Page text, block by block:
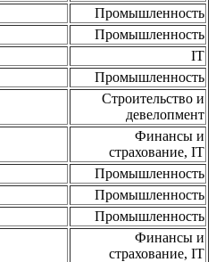
Промышленность
Промышленность
IT
Промышленность
Строительство и
девелопмент
Финансы и
страхование, IT
Промышленность
Промышленность
Промышленность
Финансы и
страхование, IT